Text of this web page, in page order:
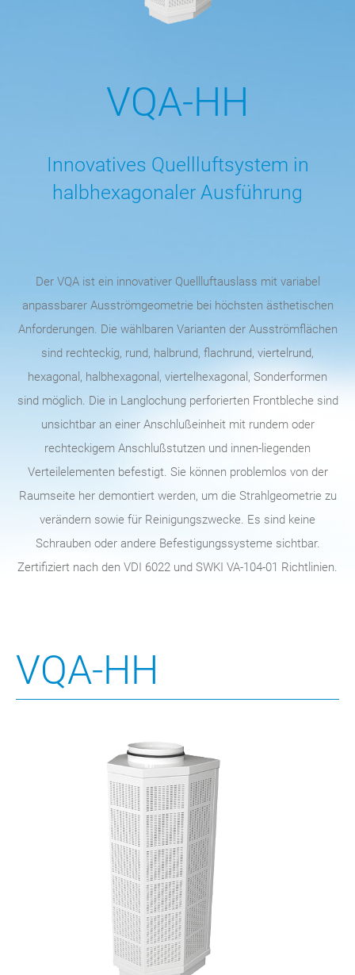
VQA-HH
Innovatives Quellluftsystem in
halbhexagonaler Ausführung
Der VQA ist ein innovativer Quellluftauslass mit variabel
anpassbarer Ausströmgeometrie bei höchsten ästhetischen
Anforderungen. Die wählbaren Varianten der Ausströmflächen
sind rechteckig, rund, halbrund, flachrund, viertelrund,
hexagonal, halbhexagonal, viertelhexagonal, Sonderformen
sind möglich. Die in Langlochung perforierten Frontbleche sind
unsichtbar an einer Anschlußeinheit mit rundem oder
rechteckigem Anschlußstutzen und innen-liegenden
Verteilelementen befestigt. Sie können problemlos von der
Raumseite her demontiert werden, um die Strahlgeometrie zu
verändern sowie für Reinigungszwecke. Es sind keine
Schrauben oder andere Befestigungssysteme sichtbar.
Zertifiziert nach den VDI 6022 und SWKI VA-104-01 Richtlinien.
VQA-HH